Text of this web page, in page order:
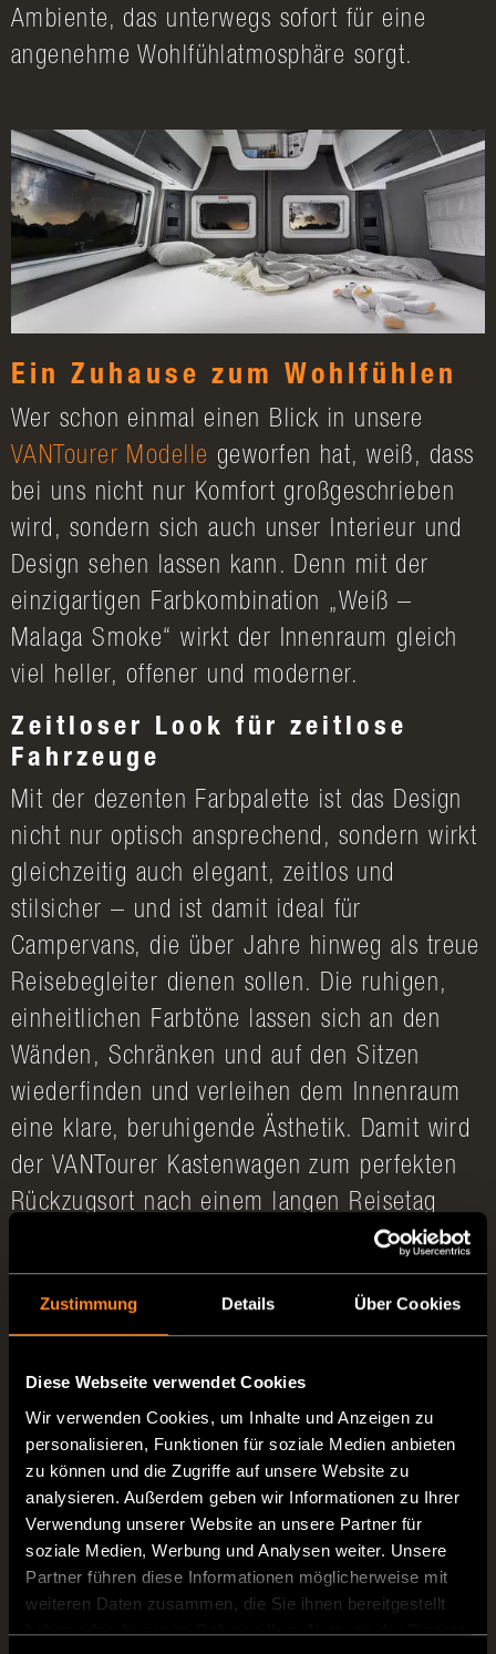
Zustimmung Details Über Cookies
Diese Webseite verwendet Cookies
Wir verwenden Cookies, um Inhalte und Anzeigen zu
personalisieren, Funktionen für soziale Medien anbieten
zu können und die Zugriffe auf unsere Website zu
analysieren. Außerdem geben wir Informationen zu Ihrer
Verwendung unserer Website an unsere Partner für
soziale Medien, Werbung und Analysen weiter. Unsere
Partner führen diese Informationen möglicherweise mit
weiteren Daten zusammen, die Sie ihnen bereitgestellt
haben oder die sie im Rahmen Ihrer Nutzung der Dienste
Ambiente, das unterwegs sofort für eine
angenehme Wohlfühlatmosphäre sorgt.
Ein Zuhause zum Wohlfühlen
Wer schon einmal einen Blick in unsere
VANTourer Modelle geworfen hat, weiß, dass
bei uns nicht nur Komfort großgeschrieben
wird, sondern sich auch unser Interieur und
Design sehen lassen kann. Denn mit der
einzigartigen Farbkombination „Weiß –
Malaga Smoke“ wirkt der Innenraum gleich
viel heller, offener und moderner.
Zeitloser Look für zeitlose
Fahrzeuge
Mit der dezenten Farbpalette ist das Design
nicht nur optisch ansprechend, sondern wirkt
gleichzeitig auch elegant, zeitlos und
stilsicher – und ist damit ideal für
Campervans, die über Jahre hinweg als treue
Reisebegleiter dienen sollen. Die ruhigen,
einheitlichen Farbtöne lassen sich an den
Wänden, Schränken und auf den Sitzen
wiederfinden und verleihen dem Innenraum
eine klare, beruhigende Ästhetik. Damit wird
der VANTourer Kastenwagen zum perfekten
Rückzugsort nach einem langen Reisetag
voller Eindrücke, denn hier heißt es nur
noch: Herunterfahren, Abschalten und
Entspannen.
Dabei wird das cleane Erscheinungsbild auch
von den vielenStauraumoptionennicht
gestört: Denn diese sind so nahtlos in das
Design integriert, dass viele der
Ablagefächer, Schubladen und Stauschränke
auf den ersten Blick gar nicht auffallen. Klare
Linien und abgerundete Ecken